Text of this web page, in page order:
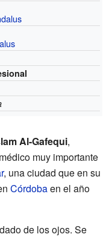
Al-Gafequi,
muy importante
, una ciudad que en su
Córdobaen el año
de los ojos. Se